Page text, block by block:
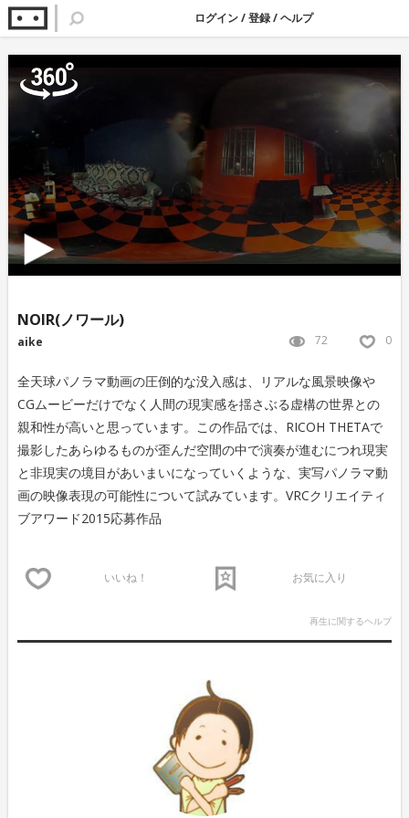
ログイン/登録/ヘルプ
NOIR(ノワール)
aike 72 0
全天球パノラマ動画の圧倒的な没入感は、リアルな風景映像や
CGムービーだけでなく人間の現実感を揺さぶる虚構の世界との
親和性が高いと思っています。この作品では、RICOH THETAで
撮影したあらゆるものが歪んだ空間の中で演奏が進むにつれ現実
と非現実の境目があいまいになっていくような、実写パノラマ動
画の映像表現の可能性について試みています。VRCクリエイティ
ブアワード2015応募作品
いいね！ お気に入り
再生に関するヘルプ